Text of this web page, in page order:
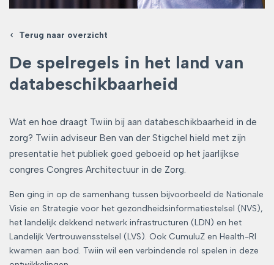
Terug naar overzicht
De spelregels in het land van
databeschikbaarheid
Wat en hoe draagt Twiin bij aan databeschikbaarheid in de
zorg? Twiin adviseur Ben van der Stigchel hield met zijn
presentatie het publiek goed geboeid op het jaarlijkse
congres Congres Architectuur in de Zorg.
Ben ging in op de samenhang tussen bijvoorbeeld de Nationale
Visie en Strategie voor het gezondheidsinformatiestelsel (NVS),
het landelijk dekkend netwerk infrastructuren (LDN) en het
Landelijk Vertrouwensstelsel (LVS). Ook CumuluZ en Health-RI
kwamen aan bod. Twiin wil een verbindende rol spelen in deze